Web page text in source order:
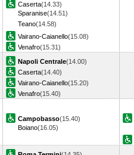
Caserta(14.33)
Sparanise(14.51)
Teano(14.58)
Vairano-Caianello(15.08)
Venafro(15.31)
Napoli Centrale(14.00)
Caserta(14.40)
Vairano-Caianello(15.20)
Venafro(15.40)
Campobasso(15.40)
Boiano(16.05)